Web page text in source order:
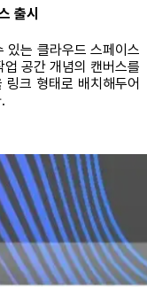
출시
있는 클라우드 스페이스
공간 개념의 캔버스를
크 형태로 배치해두어